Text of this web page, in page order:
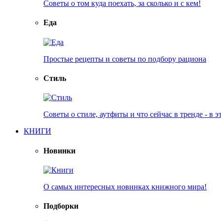
Советы о том куда поехать, за сколько и с кем!
Еда
Простые рецепты и советы по подбору рациона
Стиль
Советы о стиле, аутфиты и что сейчас в тренде - в
КНИГИ
Новинки
О самых интересных новинках книжного мира!
Подборки